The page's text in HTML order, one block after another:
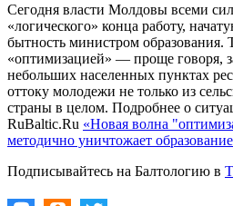
Сегодня власти Молдовы всеми
«логического» конца работу,
бытность министром образования.
«оптимизацией» — проще говоря,
небольших населенных пунктах
оттоку молодежи не только из
страны в целом. Подробнее о
RuBaltic.Ru «Новая волна
методично уничтожает
Подписывайтесь на Балтологию в